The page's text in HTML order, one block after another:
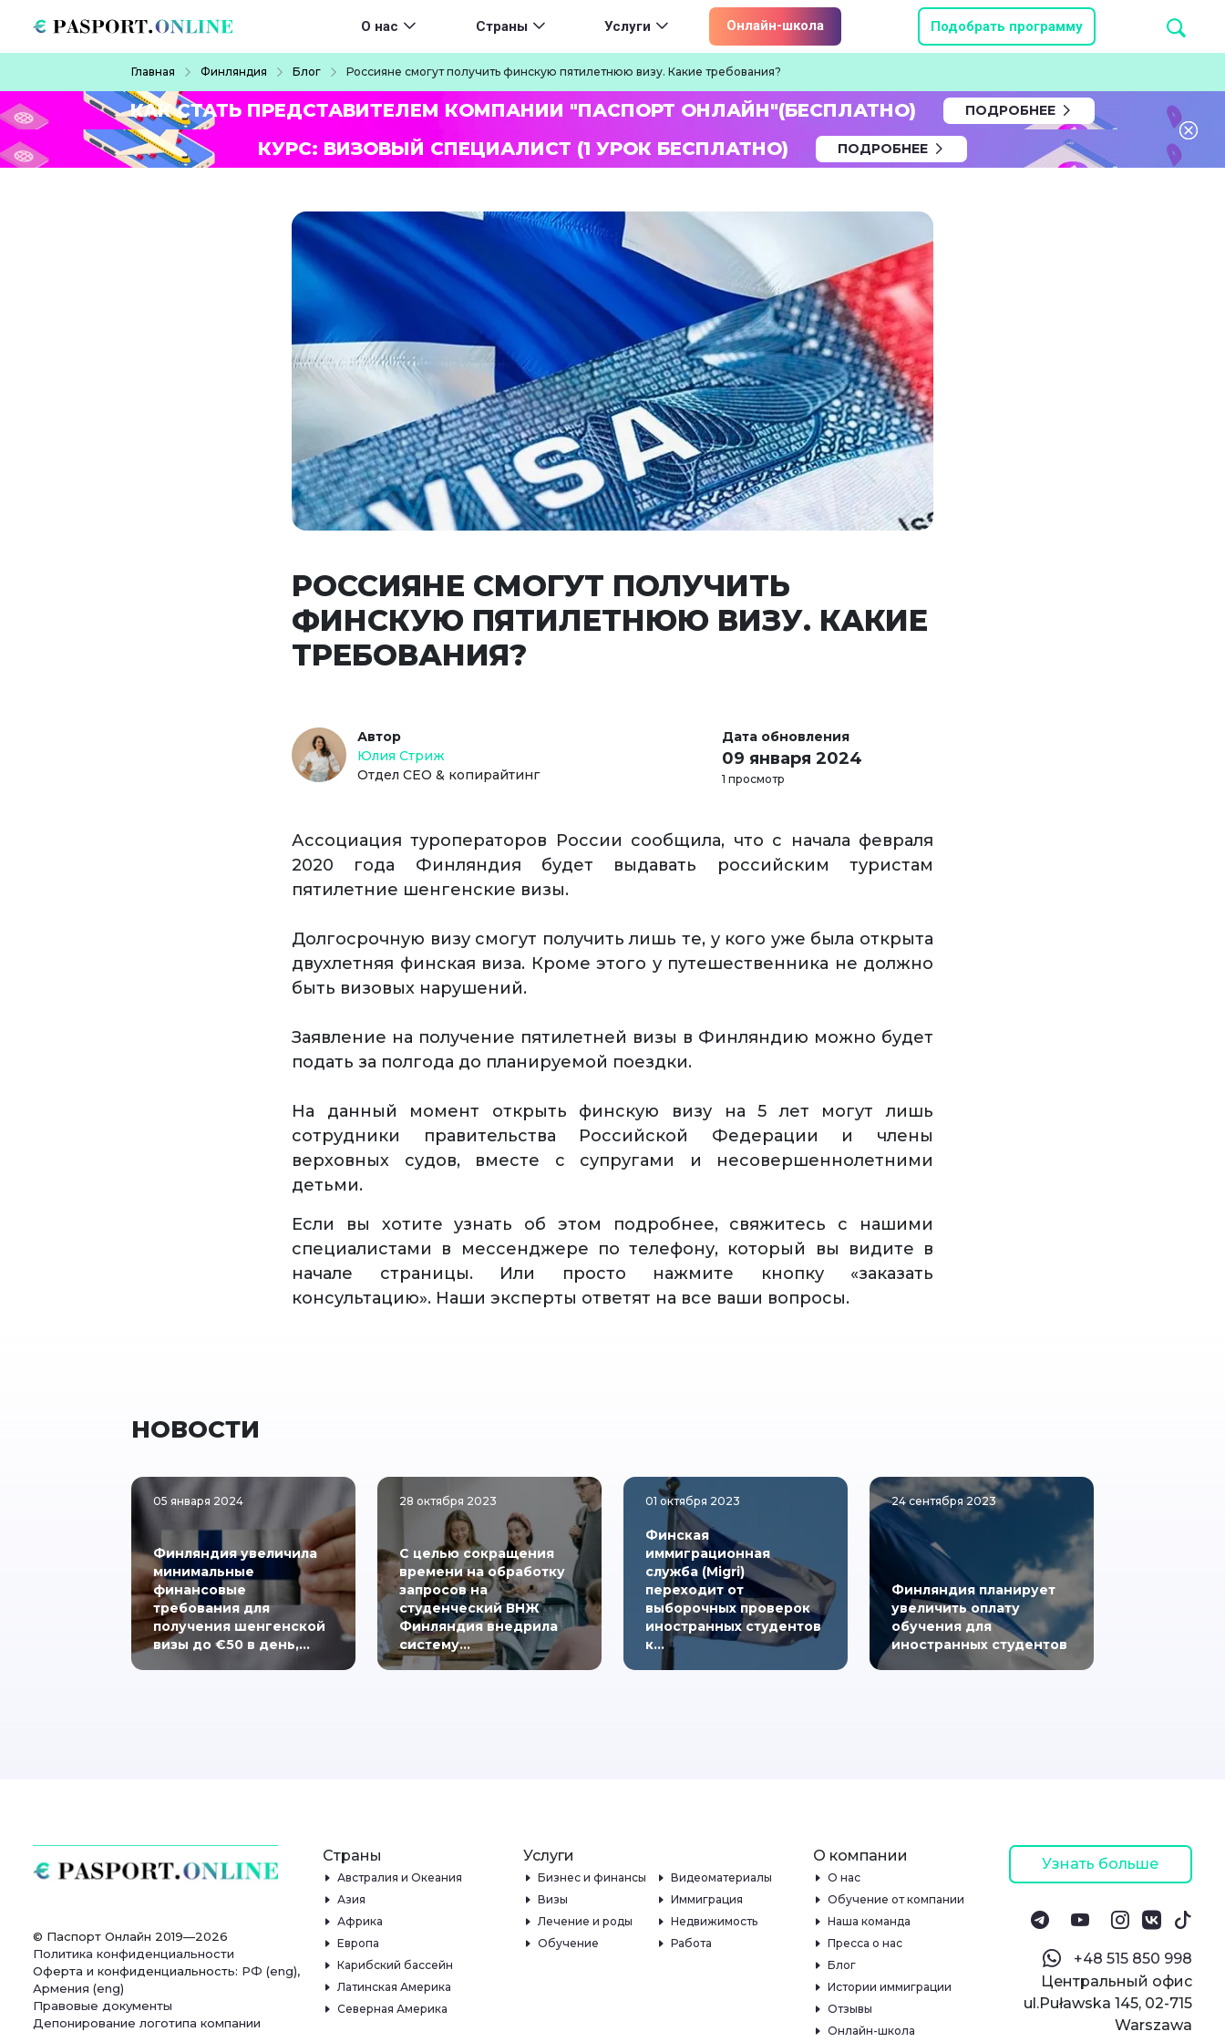
Main navigation
О нас Страны Услуги Онлайн-школа Подобрать программу
Главная Финляндия Блог Россияне смогут получить финскую пятилетнюю визу. Какие требования?
КАК СТАТЬ ПРЕДСТАВИТЕЛЕМ КОМПАНИИ "ПАСПОРТ ОНЛАЙН"(БЕСПЛАТНО) ПОДРОБНЕЕ
КУРС: ВИЗОВЫЙ СПЕЦИАЛИСТ (1 УРОК БЕСПЛАТНО) ПОДРОБНЕЕ
РОССИЯНЕ СМОГУТ ПОЛУЧИТЬ
ФИНСКУЮ ПЯТИЛЕТНЮЮ ВИЗУ. КАКИЕ
ТРЕБОВАНИЯ?
Автор
Юлия Стриж
Отдел СЕО & копирайтинг
Дата обновления
09 января 2024
1 просмотр
Ассоциация туроператоров России сообщила, что с начала февраля
2020 года Финляндия будет выдавать российским туристам
пятилетние шенгенские визы.
Долгосрочную визу смогут получить лишь те, у кого уже была открыта
двухлетняя финская виза. Кроме этого у путешественника не должно
быть визовых нарушений.
Заявление на получение пятилетней визы в Финляндию можно будет
подать за полгода до планируемой поездки.
На данный момент открыть финскую визу на 5 лет могут лишь
сотрудники правительства Российской Федерации и члены
верховных судов, вместе с супругами и несовершеннолетними
детьми.
Если вы хотите узнать об этом подробнее, свяжитесь с нашими
специалистами в мессенджере по телефону, который вы видите в
начале страницы. Или просто нажмите кнопку «заказать
консультацию». Наши эксперты ответят на все ваши вопросы.
НОВОСТИ
05 января 2024
Финляндия увеличила
минимальные
финансовые
требования для
получения шенгенской
визы до €50 в день,…
28 октября 2023
С целью сокращения
времени на обработку
запросов на
студенческий ВНЖ
Финляндия внедрила
систему…
01 октября 2023
Финская
иммиграционная
служба (Migri)
переходит от
выборочных проверок
иностранных студентов
к…
24 сентября 2023
Финляндия планирует
увеличить оплату
обучения для
иностранных студентов
© Паспорт Онлайн 2019—2026
Политика конфиденциальности
Оферта и конфиденциальность: РФ (eng),
Армения (eng)
Правовые документы
Депонирование логотипа компании
Страны
Австралия и Океания
Азия
Африка
Европа
Карибский бассейн
Латинская Америка
Северная Америка
Услуги
Бизнес и финансы
Видеоматериалы
Визы
Иммиграция
Лечение и роды
Недвижимость
Обучение
Работа
О компании
О нас
Обучение от компании
Наша команда
Пресса о нас
Блог
Истории иммиграции
Отзывы
Онлайн-школа
Узнать больше
‪+48 515 850 998‬
Центральный офис
ul.Puławska 145, 02-715
Warszawa